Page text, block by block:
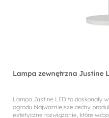
Lampa zewnętrzna Justine
Lampa Justine LED to doskonały
ogrodu.Najważniejsze cechy
estetyczne rozwiązanie, które